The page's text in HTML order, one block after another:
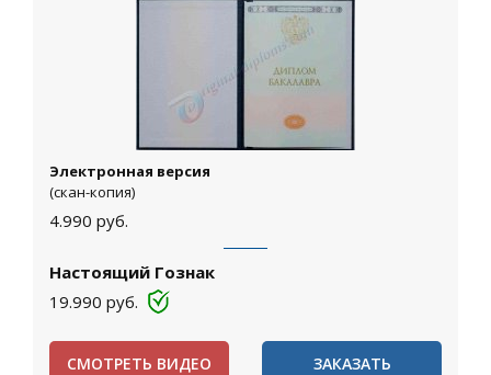
Электронная версия
(скан-копия)
4.990 руб.
Настоящий Гознак
19.990 руб.
СМОТРЕТЬ ВИДЕО ЗАКАЗАТЬ